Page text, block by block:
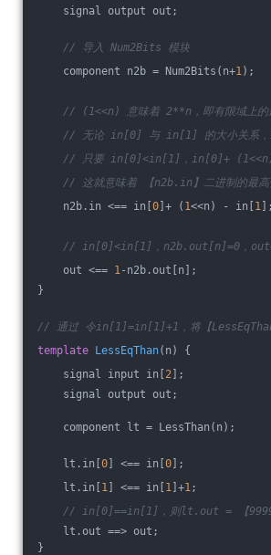
signal output out;
// 导入 Num2Bits 模块
component n2b = Num2Bits(n+1);
// (1<<n) 意味着 2**n，即有限域上的
// 无论 in[0] 与 in[1] 的大小关系
// 只要 in[0]<in[1]，in[0]+ (1<<n)
// 这就意味着 【n2b.in】二进制的最高
n2b.in <== in[ 0 ]+ ( 1<<n) - in[ 1 ];
// in[0]<in[1]，n2b.out[n]=0，
out <== 1-n2b.out[n];
}
// 通过 令in[1]=in[1]+1，将【LessEqThan
template
LessEqThan(n)
{
signal input in[ 2 ];
signal output out;
component lt = LessThan(n);
lt.in[ 0 ] <== in[ 0 ];
lt.in[ 1 ] <== in[ 1 ]+1;
// in[0]==in[1]，则lt.out = 【
lt.out ==> out;
}